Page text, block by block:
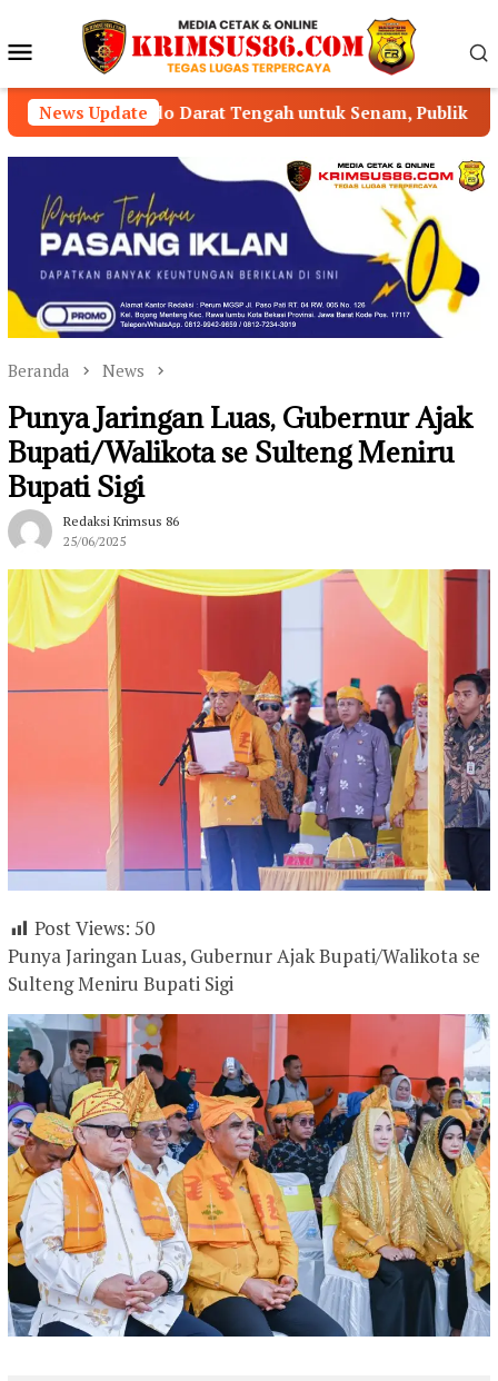
konten Menu
Mobile
News Update
Tengah untuk Senam, Publik Pertanyakan
Beranda News
Punya Jaringan Luas, Gubernur Ajak
Bupati/Walikota se Sulteng Meniru
Bupati Sigi
Redaksi Krimsus 86
25/06/2025
Post Views: 50
Punya Jaringan Luas, Gubernur Ajak Bupati/Walikota se
Sulteng Meniru Bupati Sigi